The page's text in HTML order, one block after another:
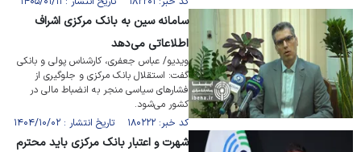
سامانه سین به بانک مرکزی اشراف
اطلاعاتی می‌دهد
ویدیو/ عباس جعفری، کارشناس پولی و بانکی
گفت: استقلال بانک مرکزی و جلوگیری از
فشار‌های سیاسی منجر به انضباط مالی در
کشور می‌شود.
کد خبر: ۱۸۰۲۲۲ تاریخ انتشار : ۱۴۰۴/۱۰/۰۲
شهرت و اعتبار بانک مرکزی باید محترم